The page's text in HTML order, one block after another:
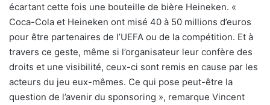
écartant cette fois une bouteille de bière Heineken. «
Coca-Cola et Heineken ont misé 40 à 50 millions d’euros
pour être partenaires de l’UEFA ou de la compétition. Et à
travers ce geste, même si l’organisateur leur confère des
droits et une visibilité, ceux-ci sont remis en cause par les
acteurs du jeu eux-mêmes. Ce qui pose peut-être la
question de l’avenir du sponsoring », remarque Vincent